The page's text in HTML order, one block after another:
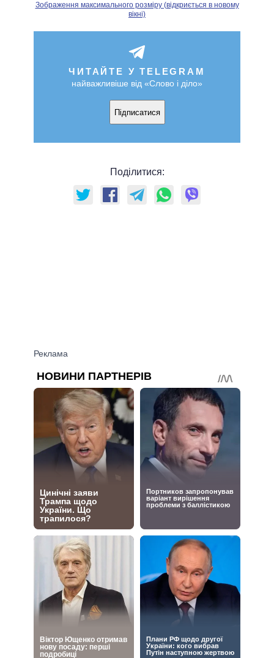
Зображення максимального розміру (відкриється в новому
вікні)
ЧИТАЙТЕ У TELEGRAM
найважливіше від «Слово і діло»
Підписатися
Поділитися: